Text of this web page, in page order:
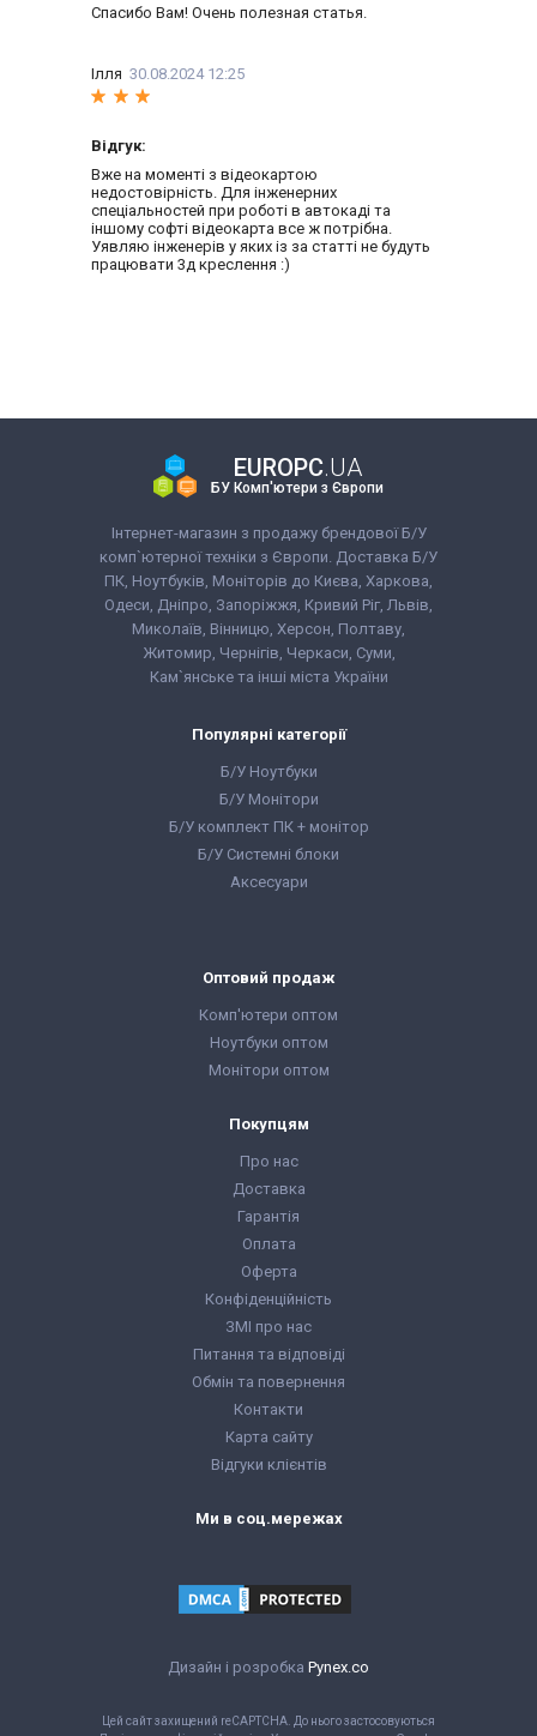
Спасибо Вам! Очень полезная статья.
Ілля 30.08.2024 12:25
Відгук:
Вже на моменті з відеокартою
недостовірність. Для інженерних
спеціальностей при роботі в автокаді та
іншому софті відеокарта все ж потрібна.
Уявляю інженерів у яких із за статті не будуть
працювати 3д креслення :)
EUROPC.UA
БУ Комп'ютери з Європи
Інтернет-магазин з продажу брендової Б/У
комп`ютерної техніки з Європи. Доставка Б/У
ПК, Ноутбуків, Моніторів до Києва, Харкова,
Одеси, Дніпро, Запоріжжя, Кривий Ріг, Львів,
Миколаїв, Вінницю, Херсон, Полтаву,
Житомир, Чернігів, Черкаси, Суми,
Кам`янське та інші міста України
Популярні категорії
Б/У Ноутбуки
Б/У Монітори
Б/У комплект ПК + монітор
Б/У Системні блоки
Аксесуари
Оптовий продаж
Комп'ютери оптом
Ноутбуки оптом
Монітори оптом
Покупцям
Про нас
Доставка
Гарантія
Оплата
Оферта
Конфіденційність
ЗМІ про нас
Питання та відповіді
Обмін та повернення
Контакти
Карта сайту
Відгуки клієнтів
Ми в соц.мережах
Дизайн і розробка Pynex.co
Цей сайт захищений reCAPTCHA. До нього застосовуються